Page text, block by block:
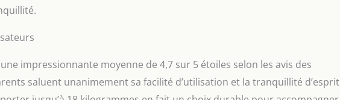
impressionnante moyenne de 4,7 sur 5 étoiles selon les avis des
saluent unanimement sa facilité d’utilisation et la tranquillité d’esprit